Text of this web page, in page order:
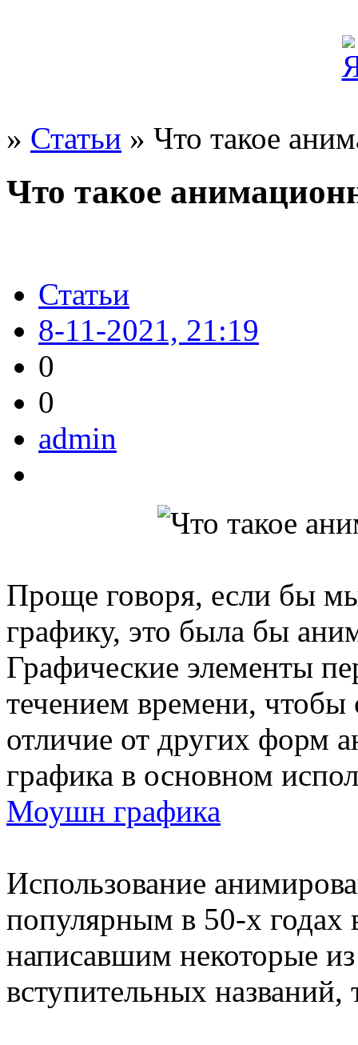
» Статьи » Что такое
Что такое
Статьи
8-11-2021, 21:19
0
0
admin
Проще говоря, если бы
графику, это была бы
Графические элементы
течением времени,
отличие от других форм
графика в основном
Моушн графика
Использование
популярным в 50-х годах
написавшим некоторые
вступительных